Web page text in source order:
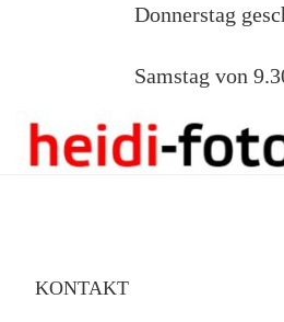
Donnerstag
Samstag von
KONTAKT